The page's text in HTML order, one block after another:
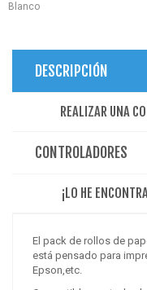
Blanco
DESCRIPCIÓN
REALIZAR UNA
CONTROLADORES
¡LO HE
El pack de rollos de
está pensado para
Epson,etc.